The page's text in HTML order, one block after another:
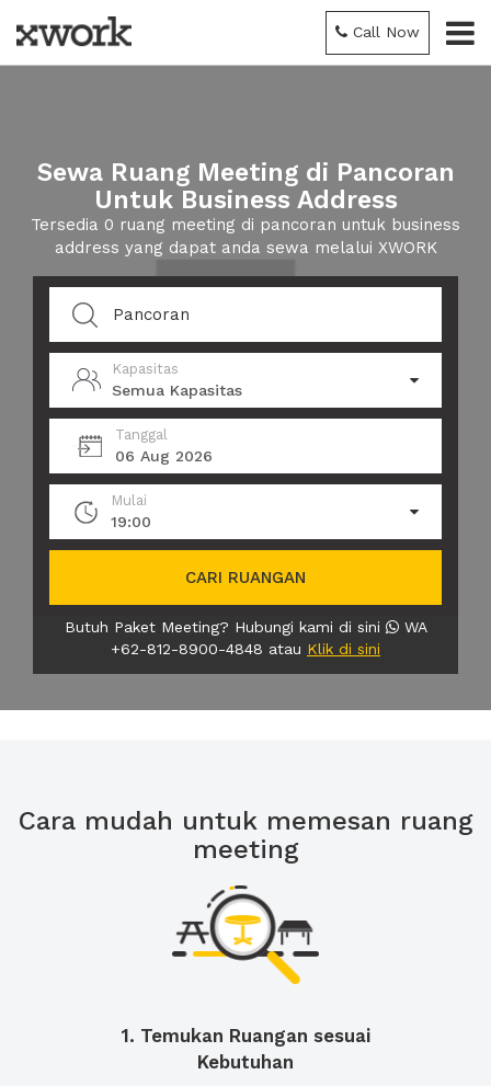
Call Now
Sewa Ruang Meeting di Pancoran
Untuk Business Address
Tersedia 0 ruang meeting di pancoran untuk business
address yang dapat anda sewa melalui XWORK
Kapasitas
Semua Kapasitas
Tanggal
06 Aug 2026
Mulai
19:00
CARI RUANGAN
Butuh Paket Meeting? Hubungi kami di sini
WA
+62-812-8900-4848 atau Klik di sini
Cara mudah untuk memesan ruang
meeting
1. Temukan Ruangan sesuai
Kebutuhan